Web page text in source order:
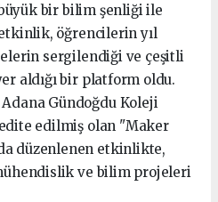
bir bilim şenliği ile
öğrencilerin yıl
sergilendiği ve çeşitli
aldığı bir platform oldu.
Gündoğdu Koleji
edilmiş olan "Maker
düzenlenen etkinlikte,
ve bilim projeleri